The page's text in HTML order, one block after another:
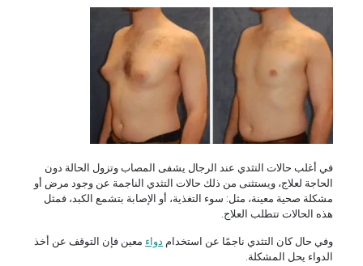
في أغلب حالات التثدي عند الرجال يشفى المصاب وتزول الحالة دون
الحاجة لعلاج، ويستثنى من ذلك حالات التثدي الناجمة عن وجود مرض أو
مشكلة صحية معينة، مثل: سوء التغذية، أو الإصابة بتشمع الكبد، فمثل
هذه الحالات تتطلب العلاج.
وفي حال كان التثدي ناجمًا عن استخدام دواء معين فإن التوقف عن أخذ
الدواء يحل المشكلة.